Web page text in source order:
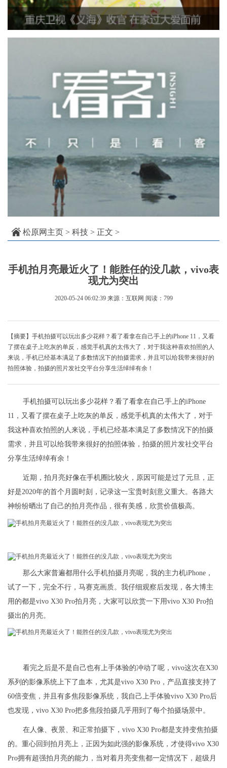
松原网主页 > 科技 > 正文 >
手机拍月亮最近火了！能胜任的没几款，vivo表
现尤为突出
2020-05-24 06:02:39 来源：互联网 阅读：799
【摘要】手机拍摄可以玩出多少花样？看了看拿在自己手上的iPhone 11，又看
了摆在桌子上吃灰的单反，感觉手机真的太伟大了，对于我这种喜欢拍照的人
来说，手机已经基本满足了多数情况下的拍摄需求，并且可以给我带来很好的
拍照体验，拍摄的照片发社交平台分享生活绰绰有余！
手机拍摄可以玩出多少花样？看了看拿在自己手上的iPhone
11，又看了摆在桌子上吃灰的单反，感觉手机真的太伟大了，对于
我这种喜欢拍照的人来说，手机已经基本满足了多数情况下的拍摄
需求，并且可以给我带来很好的拍照体验，拍摄的照片发社交平台
分享生活绰绰有余！
近期，拍月亮好像在手机圈比较火，原因可能是过了元旦，正
好是2020年的首个月圆时刻，记录这一宝贵时刻意义重大。各路大
神纷纷晒出了自己的拍月亮作品，很有美感，欣赏价值极高。
那么大家普遍都用什么手机拍摄月亮呢，我的主力机iPhone，
试了一下，完全不行，马赛克画质。我仔细观察后发现，各大博主
用的都是vivo X30 Pro拍月亮，大家可以欣赏一下用vivo X30 Pro拍
摄出的月亮。
看完之后是不是自己也有上手体验的冲动了呢，vivo这次在X30
系列的影像系统上下了血本，尤其是vivo X30 Pro，产品直接支持了
60倍变焦，并且有多焦段影像系统，我自己上手体验vivo X30 Pro后
也发现，vivo X30 Pro把多焦段拍摄几乎用到了每个拍摄场景中。
在人像、夜景、和正常拍摄下，vivo X30 Pro都是支持变焦拍摄
的。重心回到拍月亮上，正因为如此强的影像系统，才使得vivo X30
Pro拥有超强拍月亮的能力，当对着月亮变焦都一定情况下，超级月